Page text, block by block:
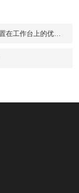
工作台上的优缺点